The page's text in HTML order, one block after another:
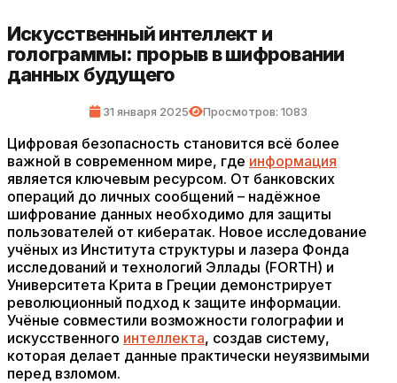
Искусственный интеллект и
голограммы: прорыв в шифровании
данных будущего
31 января 2025 Просмотров: 1083
Цифровая безопасность становится всё более
важной в современном мире, где информация
является ключевым ресурсом. От банковских
операций до личных сообщений – надёжное
шифрование данных необходимо для защиты
пользователей от кибератак. Новое исследование
учёных из Института структуры и лазера Фонда
исследований и технологий Эллады (FORTH) и
Университета Крита в Греции демонстрирует
революционный подход к защите информации.
Учёные совместили возможности голографии и
искусственного интеллекта, создав систему,
которая делает данные практически неуязвимыми
перед взломом.